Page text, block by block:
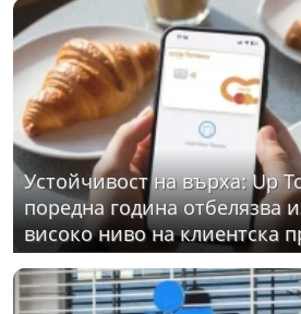
Устойчивост на върха: Up
поредна година отбелязва
високо ниво на клиентска